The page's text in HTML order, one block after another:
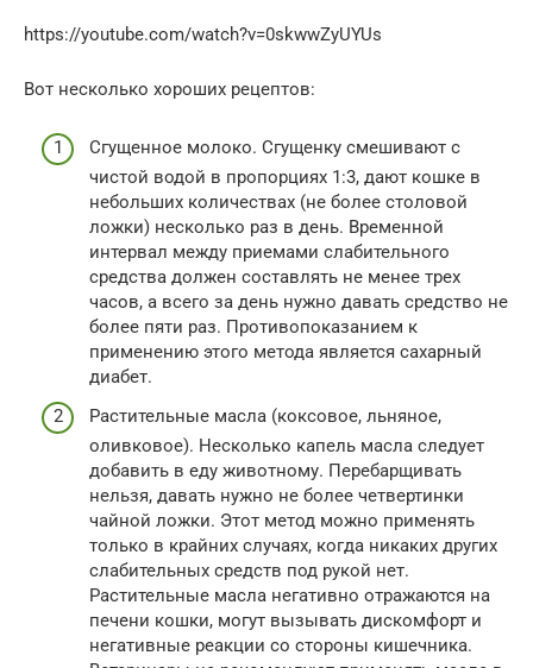
https://youtube.com/watch?v=0skwwZyUYUs
Вот несколько хороших рецептов:
Сгущенное молоко. Сгущенку смешивают с
чистой водой в пропорциях 1:3, дают кошке в
небольших количествах (не более столовой
ложки) несколько раз в день. Временной
интервал между приемами слабительного
средства должен составлять не менее трех
часов, а всего за день нужно давать средство не
более пяти раз. Противопоказанием к
применению этого метода является сахарный
диабет.
Растительные масла (коксовое, льняное,
оливковое). Несколько капель масла следует
добавить в еду животному. Перебарщивать
нельзя, давать нужно не более четвертинки
чайной ложки. Этот метод можно применять
только в крайних случаях, когда никаких других
слабительных средств под рукой нет.
Растительные масла негативно отражаются на
печени кошки, могут вызывать дискомфорт и
негативные реакции со стороны кишечника.